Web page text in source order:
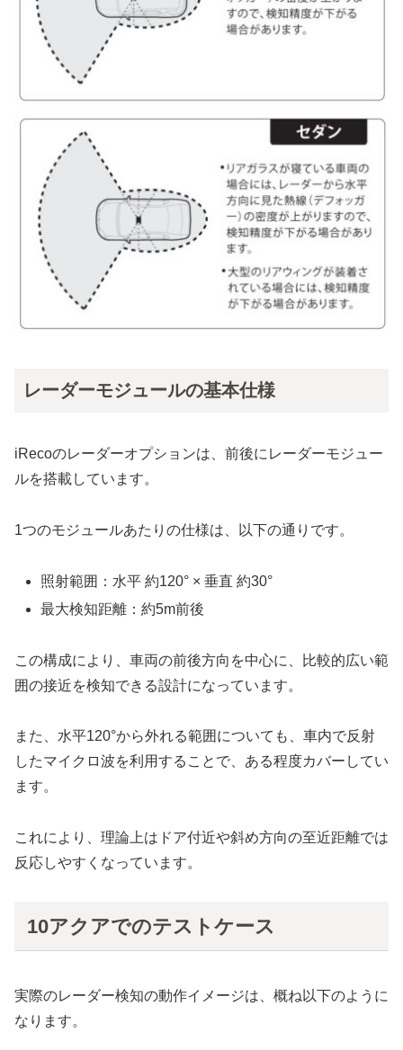
レーダーモジュールの基本仕様
iRecoのレーダーオプションは、前後にレーダーモジュー
ルを搭載しています。
1つのモジュールあたりの仕様は、以下の通りです。
照射範囲：水平 約120° × 垂直 約30°
最大検知距離：約5m前後
この構成により、車両の前後方向を中心に、比較的広い範
囲の接近を検知できる設計になっています。
また、水平120°から外れる範囲についても、車内で反射
したマイクロ波を利用することで、ある程度カバーしてい
ます。
これにより、理論上はドア付近や斜め方向の至近距離では
反応しやすくなっています。
10アクアでのテストケース
実際のレーダー検知の動作イメージは、概ね以下のように
なります。